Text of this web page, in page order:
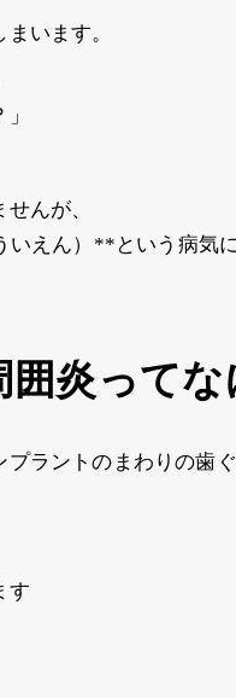
います。
んが、
えん）**という病気
炎ってな
ラントのまわりの歯
す